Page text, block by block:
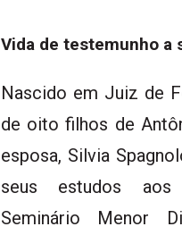
Vida de testemunho a
Nascido em Juiz de
de oito filhos de
esposa, Silvia
seus estudos
Seminário Menor